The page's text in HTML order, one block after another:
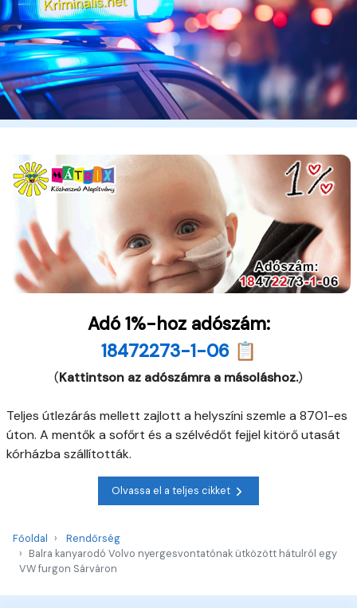
Adó 1%-hoz adószám:
18472273-1-06 📋
(Kattintson az adószámra a másoláshoz.)
Teljes útlezárás mellett zajlott a helyszíni szemle a 8701-es
úton. A mentők a sofőrt és a szélvédőt fejjel kitörő utasát
kórházba szállították.
Olvassa el a teljes cikket
Főoldal
Rendőrség
Balra kanyarodó Volvo nyergesvontatónak ütközött hátulról egy
VW furgon Sárváron